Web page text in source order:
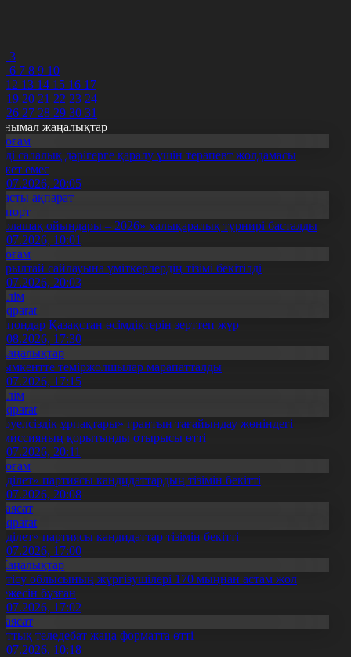
3
6 7 8 9 10
12 13 14 15 16 17
19 20 21 22 23 24
26 27 28 29 30 31
жаңалықтар
салалық дәрігерге қаралу үшін терапевт жолдамасы
емес
20:05
ақпарат
ойындары – 2026» халықаралық турнирі басталды
10:01
сайлауына үміткерлердің тізімі бекітілді
20:03
Қазақстан өсімдіктерін зерттеп жүр
17:30
теміржолшылар марапатталды
17:15
ұрпақтары» грантын тағайындау жөніндегі
қорытынды отырысы өтті
20:11
партиясы кандидаттардың тізімін бекітті
20:08
партиясы кандидаттар тізімін бекітті
17:00
облысының жүргізушілері 170 мыңнан астам жол
бұзған
17:02
теледебат жаңа форматта өтті
10:18